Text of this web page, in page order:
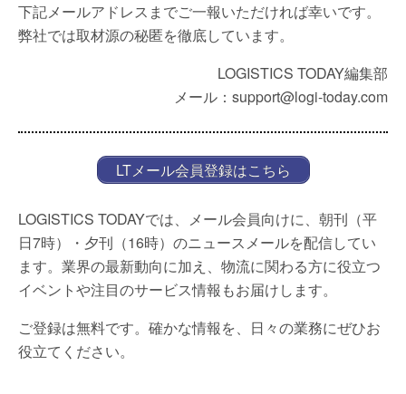
下記メールアドレスまでご一報いただければ幸いです。
弊社では取材源の秘匿を徹底しています。
LOGISTICS TODAY編集部
メール：support@logi-today.com
LTメール会員登録はこちら
LOGISTICS TODAYでは、メール会員向けに、朝刊（平
日7時）・夕刊（16時）のニュースメールを配信してい
ます。業界の最新動向に加え、物流に関わる方に役立つ
イベントや注目のサービス情報もお届けします。
ご登録は無料です。確かな情報を、日々の業務にぜひお
役立てください。